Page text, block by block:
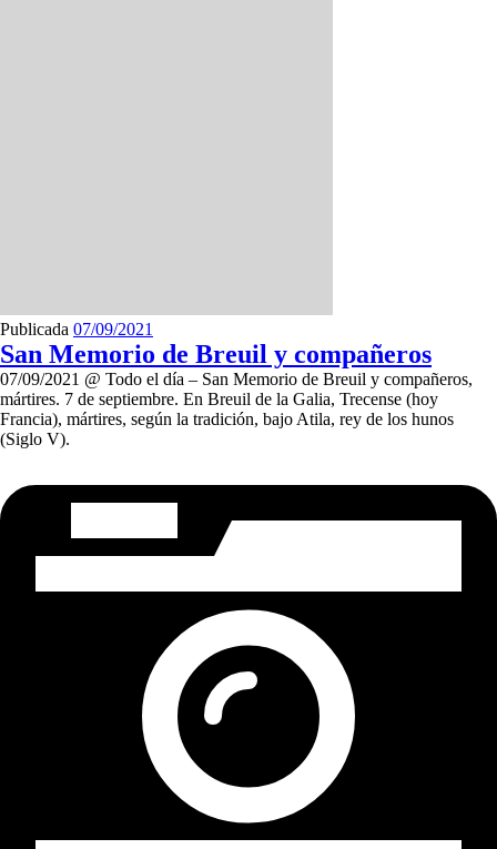
Publicada 07/09/2021
San Memorio de Breuil y compañeros
07/09/2021 @ Todo el día – San Memorio de Breuil y compañeros,
mártires. 7 de septiembre. En Breuil de la Galia, Trecense (hoy
Francia), mártires, según la tradición, bajo Atila, rey de los hunos
(Siglo V).